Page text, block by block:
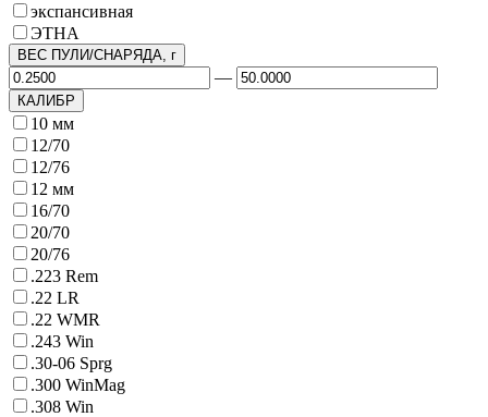
экспансивная
ЭТНА
ВЕС ПУЛИ/СНАРЯДА, г
—
КАЛИБР
10 мм
12/70
12/76
12 мм
16/70
20/70
20/76
.223 Rem
.22 LR
.22 WMR
.243 Win
.30-06 Sprg
.300 WinMag
.308 Win